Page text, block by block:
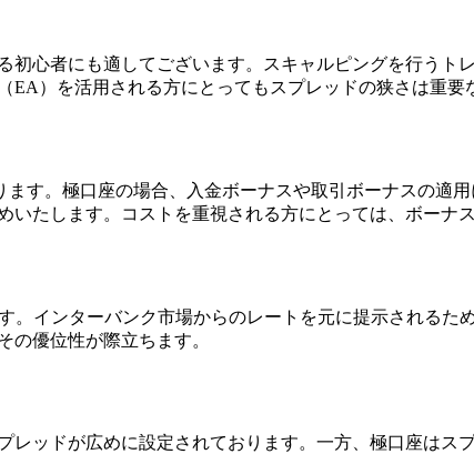
心者にも適してございます。スキャルピングを行うト
）を活用される方にとってもスプレッドの狭さは重要
す。極口座の場合、入金ボーナスや取引ボーナスの適
たします。コストを重視される方にとっては、ボーナ
。インターバンク市場からのレートを元に提示される
の優位性が際立ちます。
ッドが広めに設定されております。一方、極口座はス